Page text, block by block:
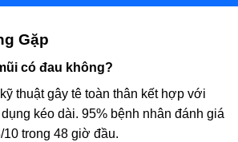
Gặp
có đau không?
thuật gây tê toàn thân kết hợp với
kéo dài. 95% bệnh nhân đánh giá
trong 48 giờ đầu.